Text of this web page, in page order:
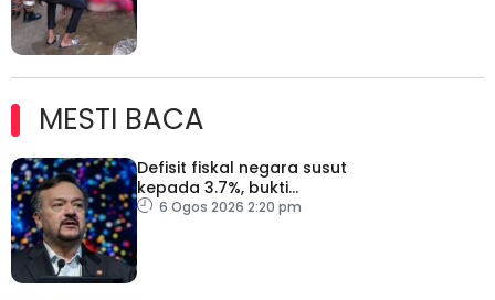
MESTI BACA
Defisit fiskal negara susut
kepada 3.7%, bukti
keyakinan pelabur masih
6 Ogos 2026 2:20 pm